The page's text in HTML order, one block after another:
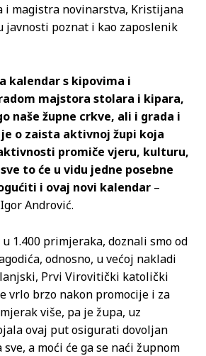
i magistra novinarstva, Kristijana
javnosti poznat i kao zaposlenik
kalendar s kipovima i
majstora stolara i kipara,
naše župne crkve, ali i grada i
je o zaista aktivnoj župi koja
promiče vjeru, kulturu,
to će u vidu jedne posebne
i ovaj novi kalendar –
Andrović.
1.400 primjeraka, doznali smo od
odnosno, u većoj nakladi
Prvi Virovitički katolički
vrlo brzo nakon promocije i za
više, pa je župa, uz
ovaj put osigurati dovoljan
a moći će ga se naći župnom